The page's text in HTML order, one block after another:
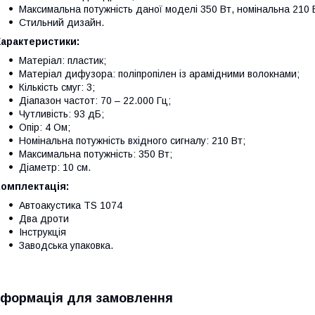
Максимальна потужність даної моделі 350 Вт, номінальна 210
Стильний дизайн.
Матеріал: пластик;
Матеріал дифузора: поліпропілен із арамідними волокнами;
Кількість смуг: 3;
Діапазон частот: 70 – 22.000 Гц;
Чутливість: 93 дБ;
Опір: 4 Ом;
Номінальна потужність вхідного сигналу: 210 Вт;
Максимальна потужність: 350 Вт;
Діаметр: 10 см.
Автоакустика TS 1074
Два дроти
Інструкція
Заводська упаковка.
для замовлення